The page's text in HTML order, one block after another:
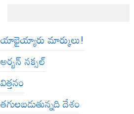
యాభైయ్యారు మార్కులు!
అర్బన్ నక్సల్
విత్తనం
తగులబడుతున్నది దేశం